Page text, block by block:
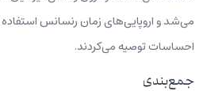
می‌شد و اروپایی‌های زمان رنسانس استفاده
احساسات توصیه می‌کردند.
جمع‌بندی